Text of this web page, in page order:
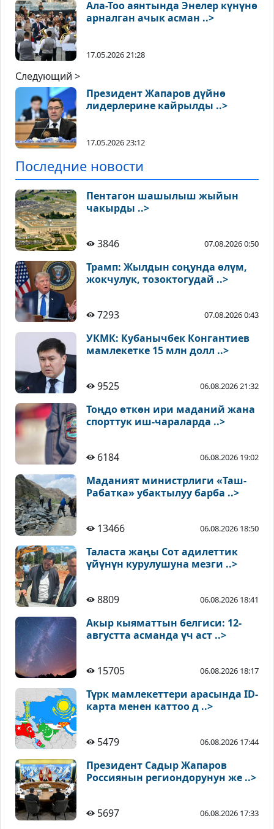
Ала-Тоо аянтында Энелер күнүнө
арналган ачык асман ..>
17.05.2026 21:28
Следующий >
Президент Жапаров дүйнө
лидерлерине кайрылды ..>
17.05.2026 23:12
Последние новости
Пентагон шашылыш жыйын
чакырды ..>
3846 07.08.2026 0:50
Трамп: Жылдын соңунда өлүм,
жокчулук, тозоктогудай ..>
7293 07.08.2026 0:43
УКМК: Кубанычбек Конгантиев
мамлекетке 15 млн долл ..>
9525 06.08.2026 21:32
Тоңдо өткөн ири маданий жана
спорттук иш-чараларда ..>
6184 06.08.2026 19:02
Маданият министрлиги «Таш-
Рабатка» убактылуу барба ..>
13466 06.08.2026 18:50
Таласта жаңы Сот адилеттик
үйүнүн курулушуна мезги ..>
8809 06.08.2026 18:41
Акыр кыяматтын белгиси: 12-
августта асманда үч аст ..>
15705 06.08.2026 18:17
Түрк мамлекеттери арасында ID-
карта менен каттоо д ..>
5479 06.08.2026 17:44
Президент Садыр Жапаров
Россиянын региондорунун же ..>
5697 06.08.2026 17:33